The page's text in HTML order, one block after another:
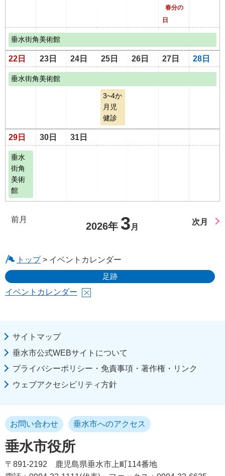
春分の
日
垂水街角美術館
22日 23日 24日 25日 26日 27日 28日
垂水街角美術館
3~4か
月児
健診
29日 30日 31日
垂水
街角
美術
館
前月
2026年 3 月
次月
トップ> イベントカレンダー
足跡
イベントカレンダー
サイトマップ
垂水市公式WEBサイトについて
プライバシーポリシー・免責事項・著作権・リンク
ウェブアクセシビリティ方針
垂水市役所
お問い合わせ 垂水市へのアクセス
〒891-2192
鹿児島県垂水市上町114番地